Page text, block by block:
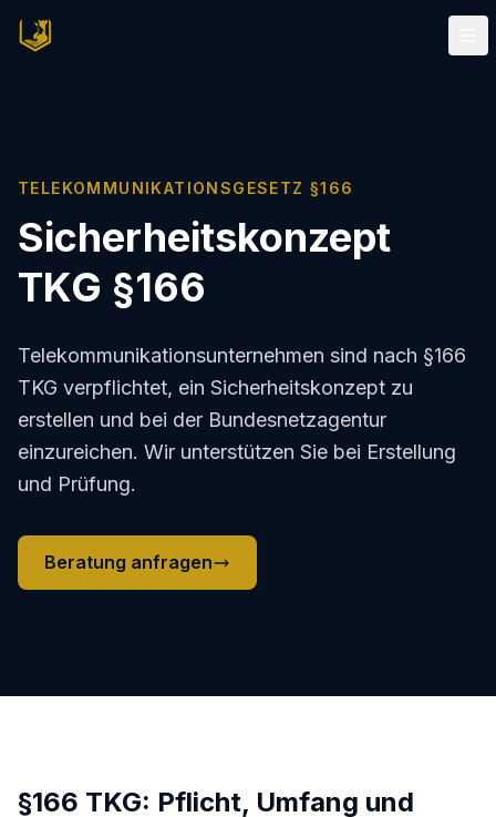
TELEKOMMUNIKATIONSGESETZ §166
Sicherheitskonzept
TKG §166
Telekommunikationsunternehmen sind nach §166
TKG verpflichtet, ein Sicherheitskonzept zu
erstellen und bei der Bundesnetzagentur
einzureichen. Wir unterstützen Sie bei Erstellung
und Prüfung.
Beratung anfragen
§166 TKG: Pflicht, Umfang und